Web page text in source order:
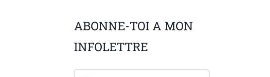
ABONNE-TOI A MON
INFOLETTRE